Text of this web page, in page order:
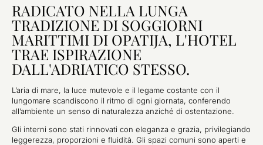
RADICATO NELLA LUNGA
TRADIZIONE DI SOGGIORNI
MARITTIMI DI OPATIJA, L'HOTEL
TRAE ISPIRAZIONE
DALL'ADRIATICO STESSO.
L’aria di mare, la luce mutevole e il legame costante con il
lungomare scandiscono il ritmo di ogni giornata, conferendo
all’ambiente un senso di naturalezza anziché di ostentazione.
Gli interni sono stati rinnovati con eleganza e grazia, privilegiando
leggerezza, proporzioni e fluidità. Gli spazi comuni sono aperti e